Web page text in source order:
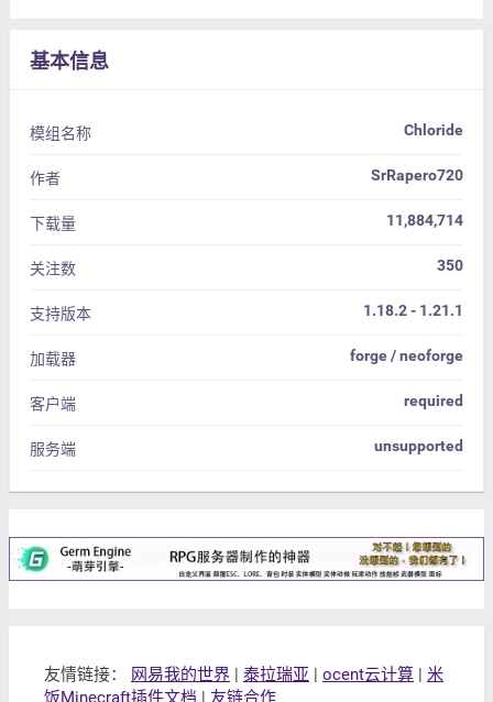
基本信息
模组名称 Chloride
作者 SrRapero720
下载量 11,884,714
关注数 350
支持版本 1.18.2 - 1.21.1
加载器 forge / neoforge
客户端 required
服务端 unsupported
友情链接： 网易我的世界 | 泰拉瑞亚 | ocent云计算 | 米
饭Minecraft插件文档 | 友链合作